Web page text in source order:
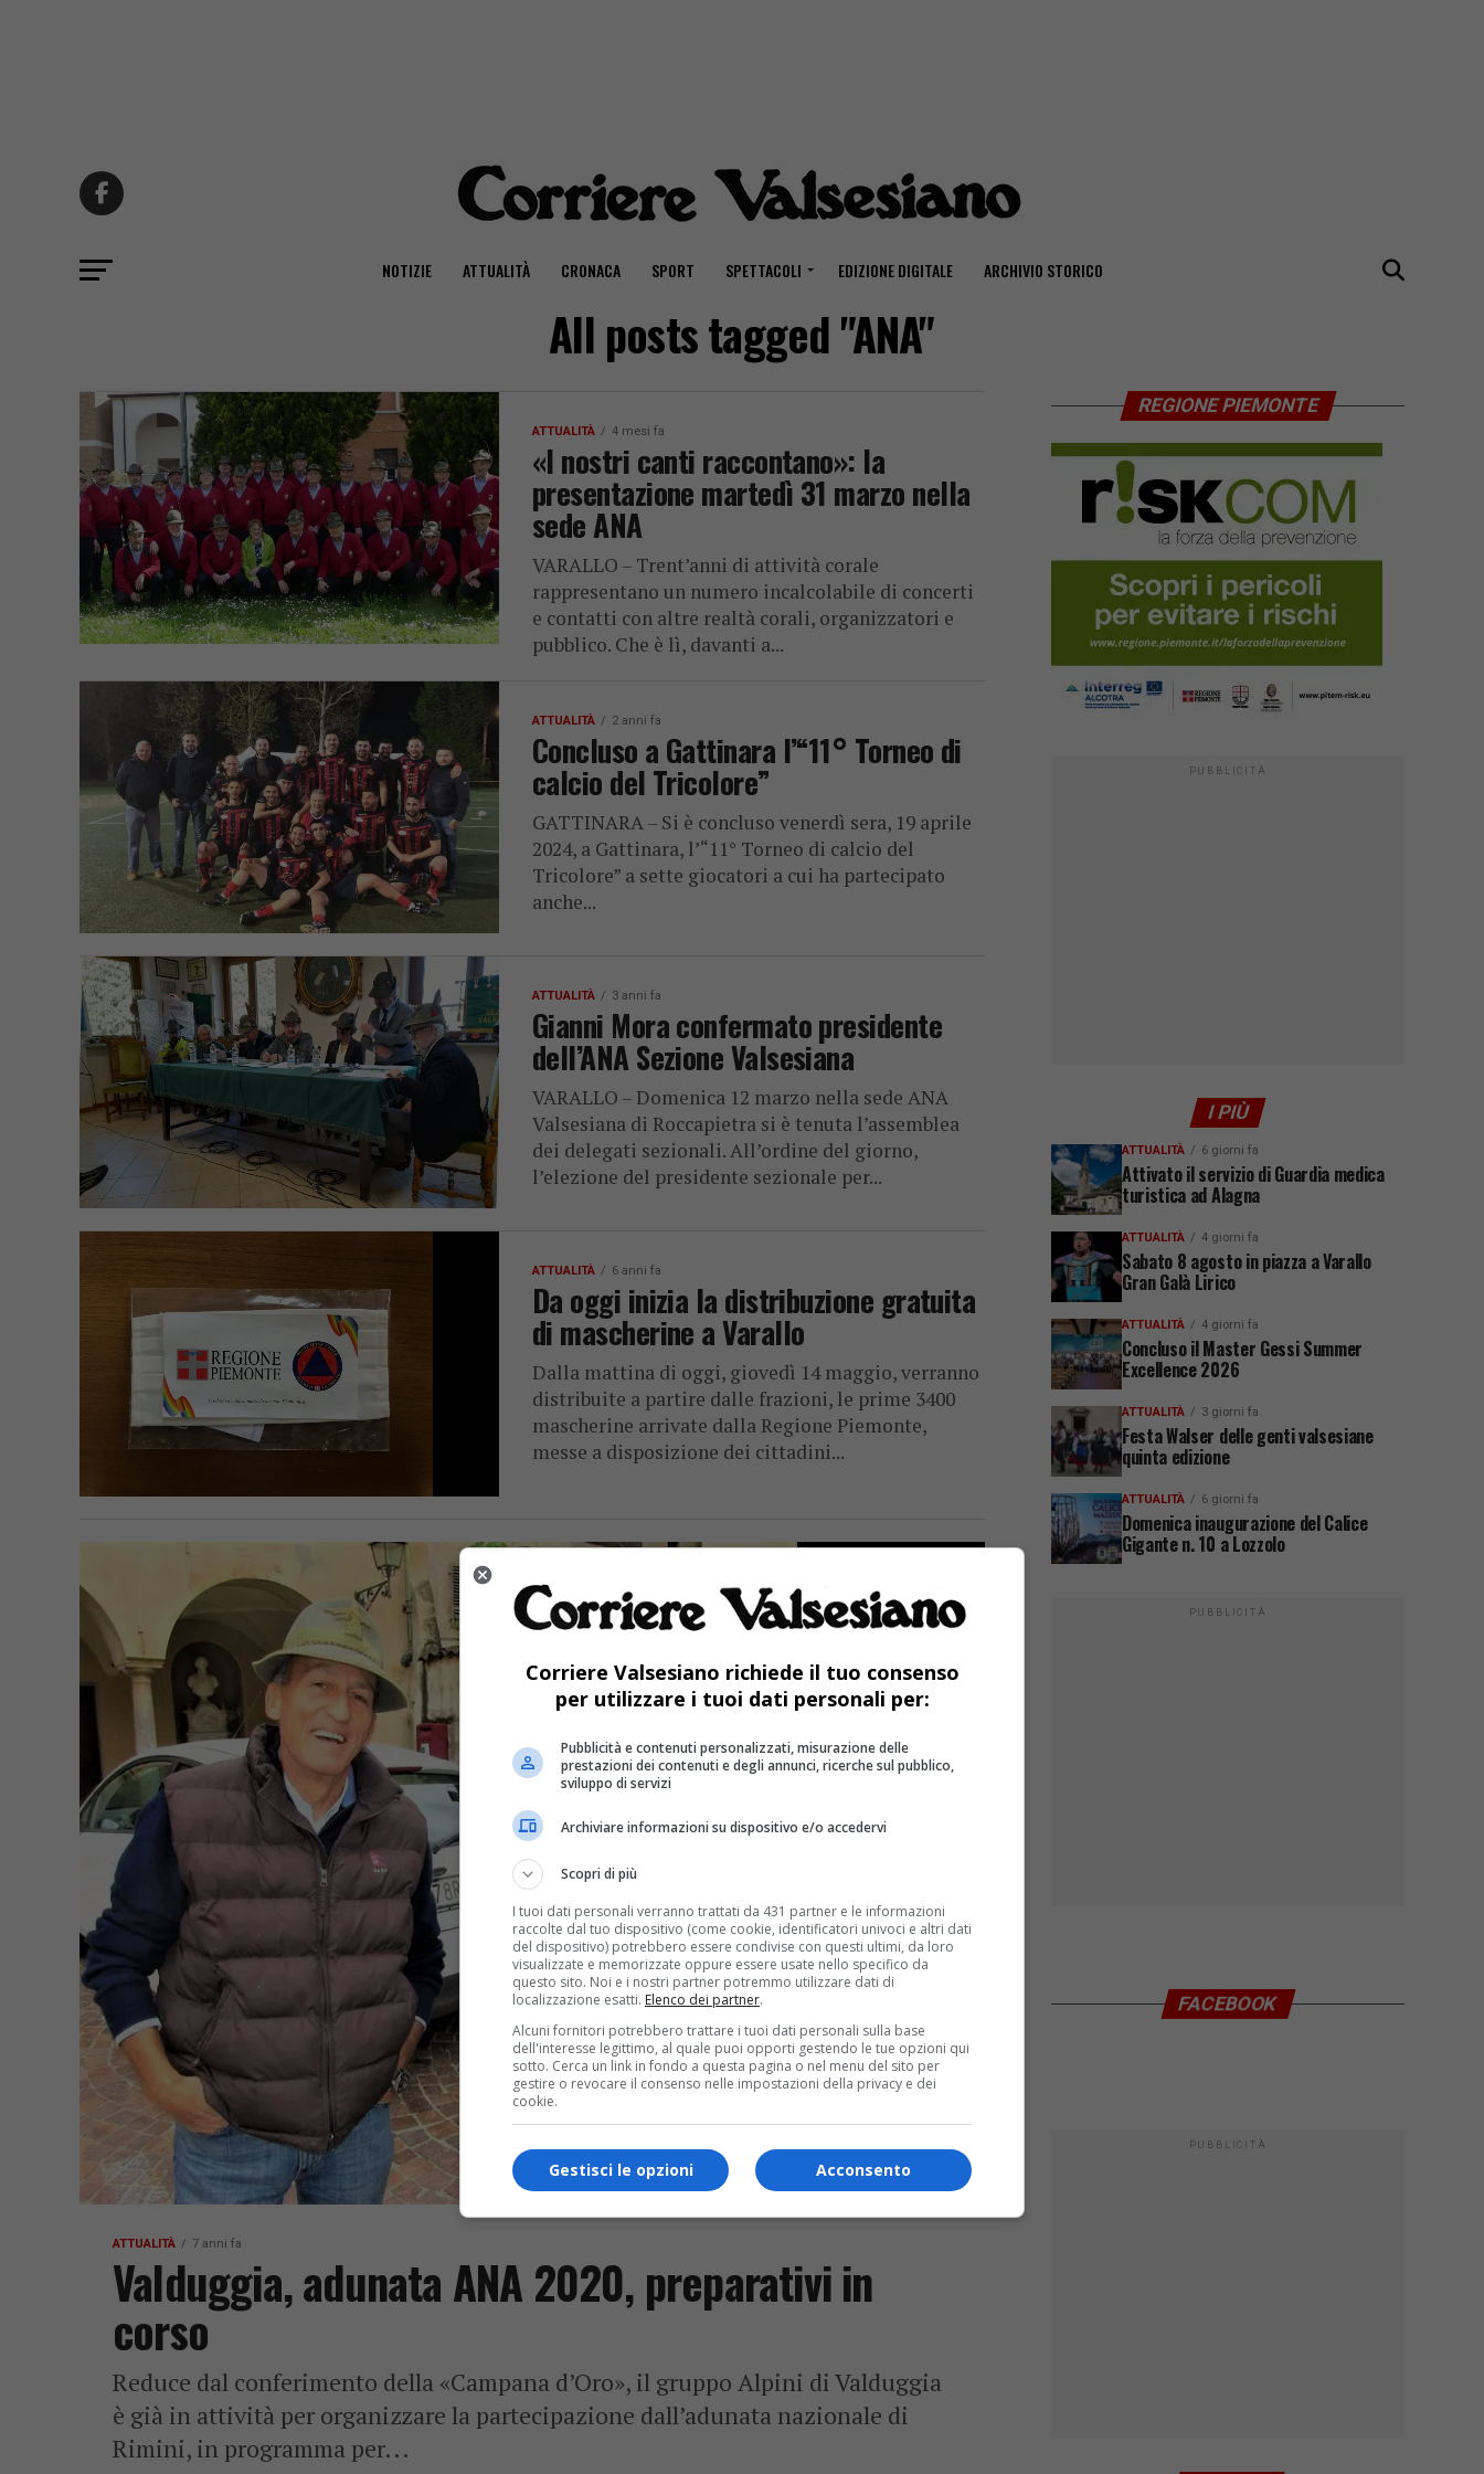
NOTIZIE ATTUALITÀ CRONACA SPORT SPETTACOLI EDIZIONE DIGITALE ARCHIVIO STORICO
All posts tagged "ANA"
ATTUALITÀ 4 mesi fa
«I nostri canti raccontano»: la
presentazione martedì 31 marzo nella
sede ANA
VARALLO – Trent’anni di attività corale
rappresentano un numero incalcolabile di concerti
e contatti con altre realtà corali, organizzatori e
pubblico. Che è lì, davanti a...
ATTUALITÀ 2 anni fa
Concluso a Gattinara l’“11° Torneo di
calcio del Tricolore”
GATTINARA – Si è concluso venerdì sera, 19 aprile
2024, a Gattinara, l’“11° Torneo di calcio del
Tricolore” a sette giocatori a cui ha partecipato
anche...
ATTUALITÀ 3 anni fa
Gianni Mora confermato presidente
dell’ANA Sezione Valsesiana
VARALLO – Domenica 12 marzo nella sede ANA
Valsesiana di Roccapietra si è tenuta l’assemblea
dei delegati sezionali. All’ordine del giorno,
l’elezione del presidente sezionale per...
ATTUALITÀ 6 anni fa
Da oggi inizia la distribuzione gratuita
di mascherine a Varallo
Dalla mattina di oggi, giovedì 14 maggio, verranno
distribuite a partire dalle frazioni, le prime 3400
mascherine arrivate dalla Regione Piemonte,
messe a disposizione dei cittadini...
ATTUALITÀ 7 anni fa
Valduggia, adunata ANA 2020, preparativi in
corso
Reduce dal conferimento della «Campana d’Oro», il gruppo Alpini di Valduggia
è già in attività per organizzare la partecipazione dall’adunata nazionale di
Rimini, in programma per...
REGIONE PIEMONTE
PUBBLICITÀ
I PIÙ
ATTUALITÀ 6 giorni fa
Attivato il servizio di Guardia medica
turistica ad Alagna
ATTUALITÀ 4 giorni fa
Sabato 8 agosto in piazza a Varallo
Gran Galà Lirico
ATTUALITÀ 4 giorni fa
Concluso il Master Gessi Summer
Excellence 2026
ATTUALITÀ 3 giorni fa
Festa Walser delle genti valsesiane
quinta edizione
ATTUALITÀ 6 giorni fa
Domenica inaugurazione del Calice
Gigante n. 10 a Lozzolo
PUBBLICITÀ
FACEBOOK
PUBBLICITÀ
Corriere Valsesiano richiede il tuo consenso
per utilizzare i tuoi dati personali per:
Pubblicità e contenuti personalizzati, misurazione delle
prestazioni dei contenuti e degli annunci, ricerche sul pubblico,
sviluppo di servizi
Archiviare informazioni su dispositivo e/o accedervi
Scopri di più
I tuoi dati personali verranno trattati da 431 partner e le informazioni
raccolte dal tuo dispositivo (come cookie, identificatori univoci e altri dati
del dispositivo) potrebbero essere condivise con questi ultimi, da loro
visualizzate e memorizzate oppure essere usate nello specifico da
questo sito. Noi e i nostri partner potremmo utilizzare dati di
localizzazione esatti. Elenco dei partner.
Alcuni fornitori potrebbero trattare i tuoi dati personali sulla base
dell'interesse legittimo, al quale puoi opporti gestendo le tue opzioni qui
sotto. Cerca un link in fondo a questa pagina o nel menu del sito per
gestire o revocare il consenso nelle impostazioni della privacy e dei
cookie.
Acconsento
Gestisci le opzioni